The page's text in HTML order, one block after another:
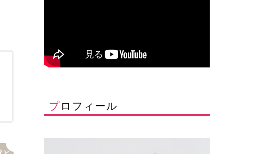
プロフィール